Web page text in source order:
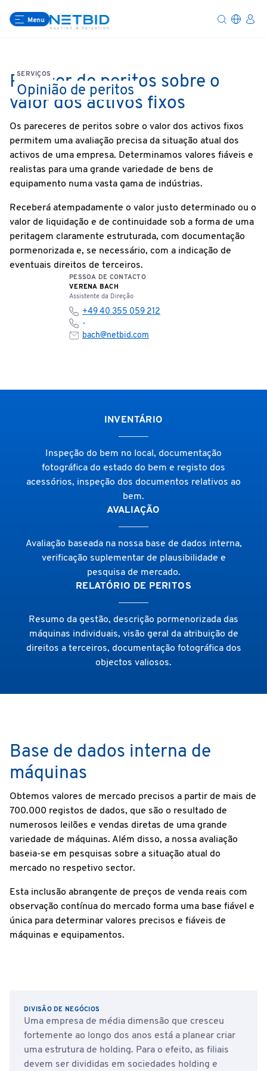
Menu
SERVIÇOS
Opinião de peritos
Parecer de peritos sobre o
valor dos activos fixos
Os pareceres de peritos sobre o valor dos activos fixos
permitem uma avaliação precisa da situação atual dos
activos de uma empresa. Determinamos valores fiáveis e
realistas para uma grande variedade de bens de
equipamento numa vasta gama de indústrias.
Receberá atempadamente o valor justo determinado ou o
valor de liquidação e de continuidade sob a forma de uma
peritagem claramente estruturada, com documentação
pormenorizada e, se necessário, com a indicação de
eventuais direitos de terceiros.
PESSOA DE CONTACTO
VERENA BACH
Assistente da Direção
+49 40 355 059 212
-
bach@netbid.com
INVENTÁRIO
Inspeção do bem no local, documentação
fotográfica do estado do bem e registo dos
acessórios, inspeção dos documentos relativos ao
bem.
AVALIAÇÃO
Avaliação baseada na nossa base de dados interna,
verificação suplementar de plausibilidade e
pesquisa de mercado.
RELATÓRIO DE PERITOS
Resumo da gestão, descrição pormenorizada das
máquinas individuais, visão geral da atribuição de
direitos a terceiros, documentação fotográfica dos
objectos valiosos.
Base de dados interna de
máquinas
Obtemos valores de mercado precisos a partir de mais de
700.000 registos de dados, que são o resultado de
numerosos leilões e vendas diretas de uma grande
variedade de máquinas. Além disso, a nossa avaliação
baseia-se em pesquisas sobre a situação atual do
mercado no respetivo sector.
Esta inclusão abrangente de preços de venda reais com
observação contínua do mercado forma uma base fiável e
única para determinar valores precisos e fiáveis de
máquinas e equipamentos.
DIVISÃO DE NEGÓCIOS
Uma empresa de média dimensão que cresceu
fortemente ao longo dos anos está a planear criar
uma estrutura de holding. Para o efeito, as filiais
devem ser divididas em sociedades holding e